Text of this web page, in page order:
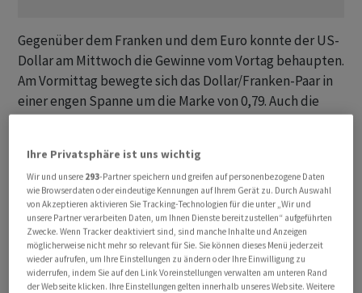
Gegenüber dem Franken und dem Euro konnte der US-
Dollar am Mittwoch die Gewinne vom Vortag behaupten.
Am Vormittag bewegte sich das Dollar/Franken-Paar in
einer engen Spanne um die Marke von 0,79. Auch die
Franken gehandelt.
Im Fokus stehen am Abend die Protokolle der letzten
Sitzung der Federal Reserve. Anleger erhoffen sich
Hinweise darauf, ob die US-Notenbank angesichts
steigender Inflationsrisiken länger an ihrer restriktiven
Geldpolitik festhalten könnte.
Ihre Privatsphäre ist uns wichtig
Wir und unsere 293-Partner speichern und greifen auf personenbezogene Daten
wie Browserdaten oder eindeutige Kennungen auf Ihrem Gerät zu. Durch Auswahl
von Akzeptieren aktivieren Sie Tracking-Technologien für die unter „Wir und
unsere Partner verarbeiten Daten, um Ihnen Dienste bereitzustellen“ aufgeführten
Zwecke. Wenn Tracker deaktiviert sind, sind manche Inhalte und Anzeigen
möglicherweise nicht mehr so relevant für Sie. Sie können dieses Menü jederzeit
wieder aufrufen, um Ihre Einstellungen zu ändern oder Ihre Einwilligung zu
widerrufen, indem Sie auf den Link Voreinstellungen verwalten am unteren Rand
der Webseite klicken. Ihre Einstellungen gelten innerhalb unseres Website. Weitere